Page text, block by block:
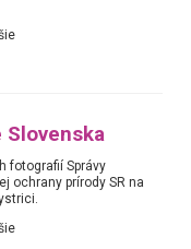
Slovenska
fotografií Správy
ochrany prírody SR na